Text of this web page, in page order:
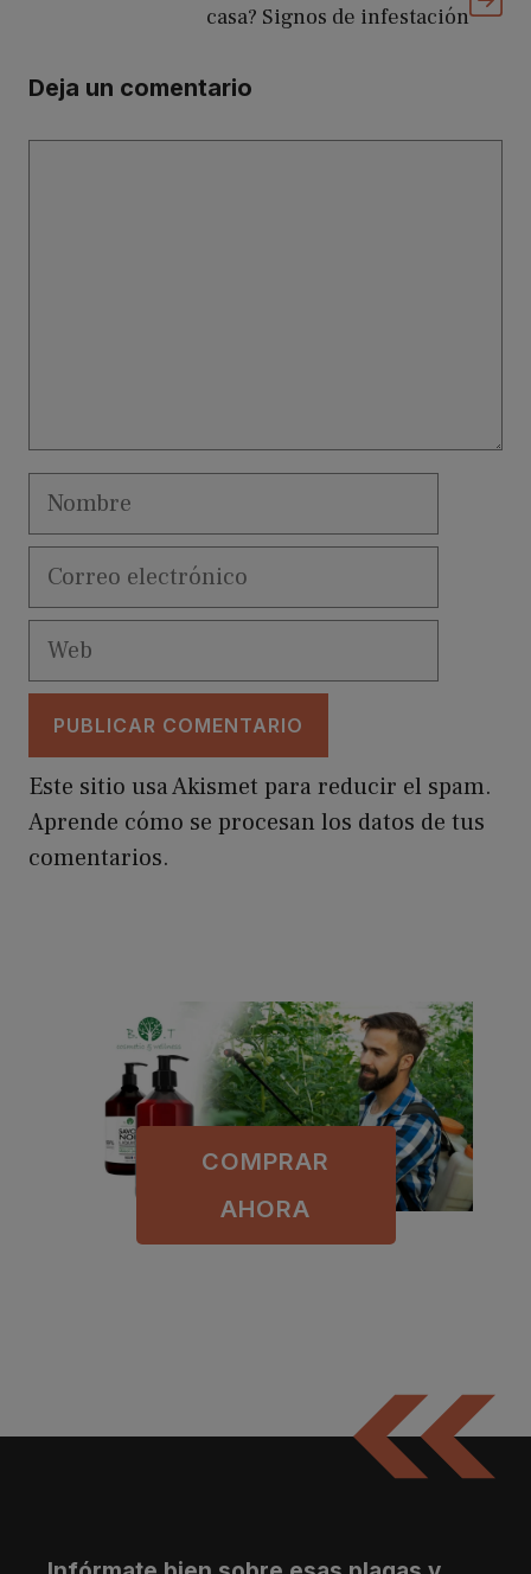
casa? Signos de infestación
Deja un comentario
Nombre
Correo
Web
Este sitio usa Akismet para reducir el spam.
Aprende cómo se procesan los datos de tus
comentarios.
COMPRAR
AHORA